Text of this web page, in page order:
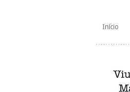
Skip
Início